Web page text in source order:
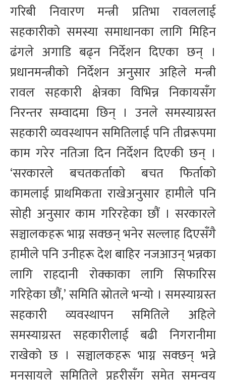
गरिबी निवारण मन्त्री प्रतिभा रावललाई
सहकारीको समस्या समाधानका लागि मिहिन
ढंगले अगाडि बढ्न निर्देशन दिएका छन् ।
प्रधानमन्त्रीको निर्देशन अनुसार अहिले मन्त्री
रावल सहकारी क्षेत्रका विभिन्न निकायसँग
निरन्तर सम्वादमा छिन् । उनले समस्याग्रस्त
सहकारी व्यवस्थापन समितिलाई पनि तीव्ररूपमा
काम गरेर नतिजा दिन निर्देशन दिएकी छन् ।
‘सरकारले बचतकर्ताको बचत फिर्ताको
कामलाई प्राथमिकता राखेअनुसार हामीले पनि
सोही अनुसार काम गरिरहेका छौं । सरकारले
सञ्चालकहरू भाग्न सक्छन् भनेर सल्लाह दिएसँगै
हामीले पनि उनीहरू देश बाहिर नजआउन् भन्नका
लागि राहदानी रोक्काका लागि सिफारिस
गरिहेका छौं,’ समिति स्रोतले भन्यो । समस्याग्रस्त
सहकारी व्यवस्थापन समितिले अहिले
समस्याग्रस्त सहकारीलाई बढी निगरानीमा
राखेको छ । सञ्चालकहरू भाग्न सक्छन् भन्ने
मनसायले समितिले प्रहरीसँग समेत समन्वय